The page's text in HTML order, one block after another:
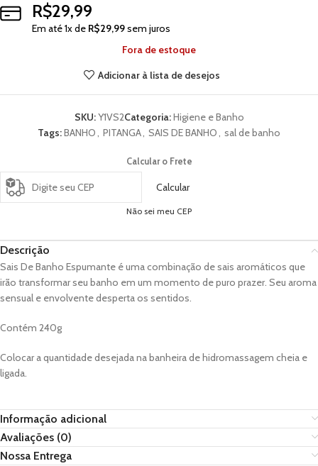
R$29,99
Em até1x de R$29,99sem juros
Fora de estoque
Adicionar à lista de desejos
SKU:Y1VS2Categoria:Higiene e Banho
Tags:BANHO, PITANGA, SAIS DE BANHO, sal de banho
Calcular o Frete
Calcular
Não sei meu CEP
Descrição
Sais De Banho Espumante é uma combinação de sais aromáticos que
irão transformar seu banho em um momento de puro prazer. Seu aroma
sensual e envolvente desperta os sentidos.
Contém 240g
Colocar a quantidade desejada na banheira de hidromassagem cheia e
ligada.
Informação adicional
Avaliações (0)
Nossa Entrega